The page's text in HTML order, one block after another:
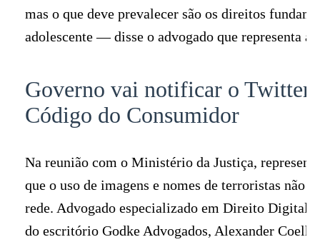
mas o que deve prevalecer são os direitos
adolescente — disse o advogado que representa a
Governo vai notificar o Twitter
Código do Consumidor
Na reunião com o Ministério da Justiça,
que o uso de imagens e nomes de terroristas não
rede. Advogado especializado em Direito Digital
do escritório Godke Advogados, Alexander